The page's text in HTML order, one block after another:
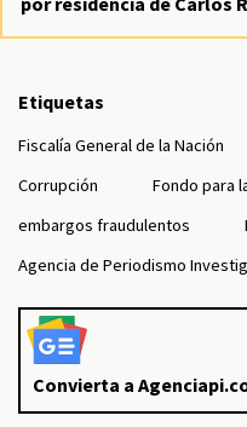
Etiquetas
Fiscalía General de la Nación
Corrupción
Fondo para
embargos fraudulentos
Agencia de Periodismo
Convierta a